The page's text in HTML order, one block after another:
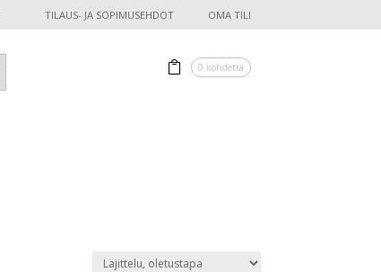
TILAUS- JA SOPIMUSEHDOT OMA TILI
0 kohdetta